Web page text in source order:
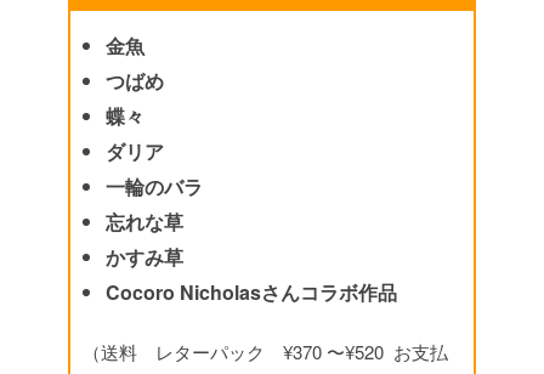
金魚
つばめ
蝶々
ダリア
一輪のバラ
忘れな草
かすみ草
Cocoro Nicholasさんコラボ作品
（送料 レターパック ¥370 〜¥520 お支払